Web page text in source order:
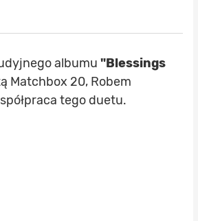
albumu "Blessings
Matchbox 20, Robem
tego duetu.